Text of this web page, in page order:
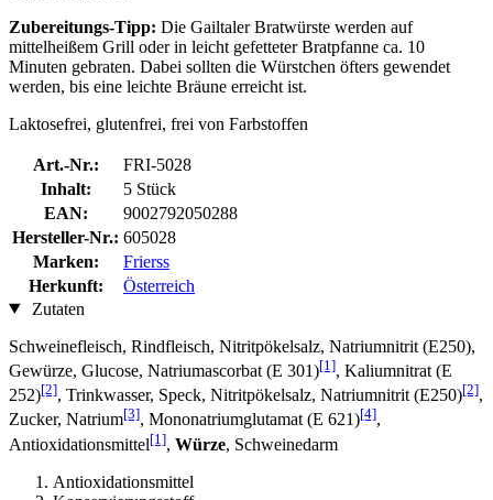
Zubereitungs-Tipp: Die Gailtaler Bratwürste werden auf
mittelheißem Grill oder in leicht gefetteter Bratpfanne ca. 10
Minuten gebraten. Dabei sollten die Würstchen öfters gewendet
werden, bis eine leichte Bräune erreicht ist.
Laktosefrei, glutenfrei, frei von Farbstoffen
Art.-Nr.:
FRI-5028
Inhalt:
5 Stück
EAN:
9002792050288
Hersteller-Nr.: 605028
Marken:
Frierss
Herkunft:
Österreich
Zutaten
Schweinefleisch, Rindfleisch, Nitritpökelsalz, Natriumnitrit (E250),
Gewürze, Glucose, Natriumascorbat (E 301)[1], Kaliumnitrat (E
252)[2], Trinkwasser, Speck, Nitritpökelsalz, Natriumnitrit (E250)[2],
Zucker, Natrium[3], Mononatriumglutamat (E 621)[4],
Antioxidationsmittel[1], Würze, Schweinedarm
Antioxidationsmittel